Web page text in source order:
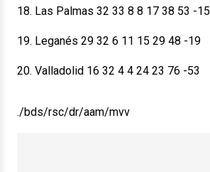
18. Las Palmas 32 33 8 8 17 38 53 -15
19. Leganés 29 32 6 11 15 29 48 -19
20. Valladolid 16 32 4 4 24 23 76 -53
./bds/rsc/dr/aam/mvv